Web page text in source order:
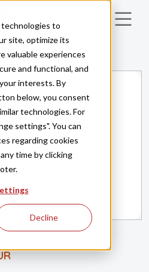
technologies to
site, optimize its
valuable experiences
and functional, and
interests. By
below, you consent
technologies. For
settings". You can
regarding cookies
time by clicking
Decline